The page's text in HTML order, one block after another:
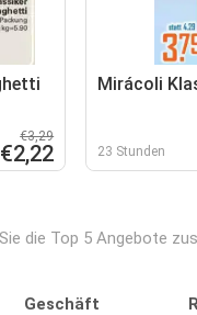
€3,29
€2,22
Mirácoli
23 Stunden
die Top 5 Angebote
Geschäft